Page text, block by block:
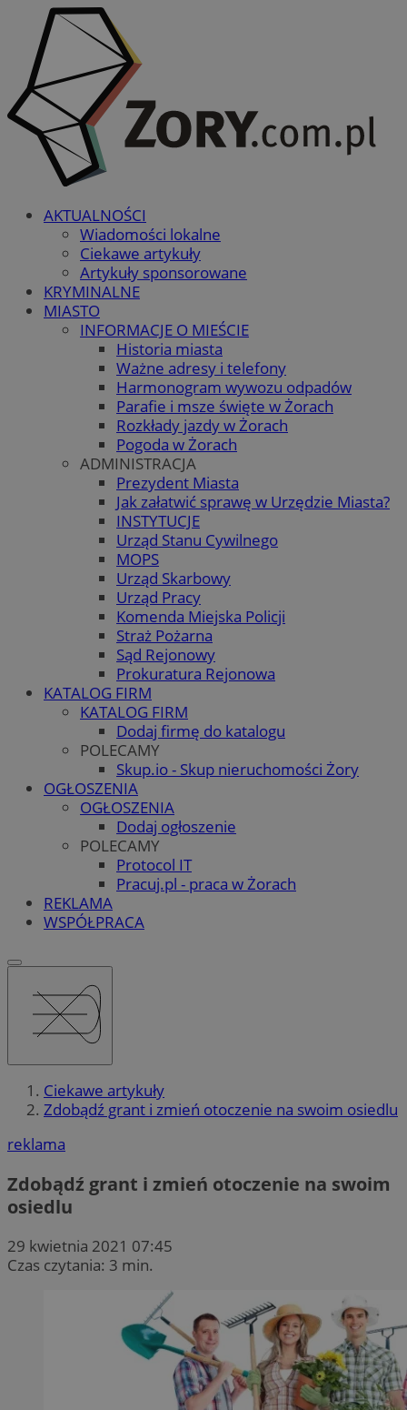
AKTUALNOŚCI
Wiadomości lokalne
Ciekawe artykuły
Artykuły sponsorowane
KRYMINALNE
MIASTO
INFORMACJE O MIEŚCIE
Historia miasta
Ważne adresy i telefony
Harmonogram wywozu odpadów
Parafie i msze święte w Żorach
Rozkłady jazdy w Żorach
Pogoda w Żorach
ADMINISTRACJA
Prezydent Miasta
Jak załatwić sprawę w Urzędzie Miasta?
INSTYTUCJE
Urząd Stanu Cywilnego
MOPS
Urząd Skarbowy
Urząd Pracy
Komenda Miejska Policji
Straż Pożarna
Sąd Rejonowy
Prokuratura Rejonowa
KATALOG FIRM
KATALOG FIRM
Dodaj firmę do katalogu
POLECAMY
Skup.io - Skup nieruchomości Żory
OGŁOSZENIA
OGŁOSZENIA
Dodaj ogłoszenie
POLECAMY
Protocol IT
Pracuj.pl - praca w Żorach
REKLAMA
WSPÓŁPRACA
Ciekawe artykuły
Zdobądź grant i zmień otoczenie na swoim osiedlu
reklama
Zdobądź grant i zmień otoczenie na swoim
osiedlu
29 kwietnia 2021 07:45
Czas czytania: 3 min.